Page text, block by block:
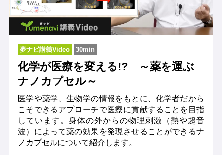
夢ナビ講義Video 30min
化学が医療を変える!? ～薬を運ぶ
ナノカプセル～
医学や薬学、生物学の情報をもとに、化学者だから
こそできるアプローチで医療に貢献することを目指
しています。身体の外からの物理刺激（熱や超音
波）によって薬の効果を発現させることができるナ
ノカプセルについて紹介します。